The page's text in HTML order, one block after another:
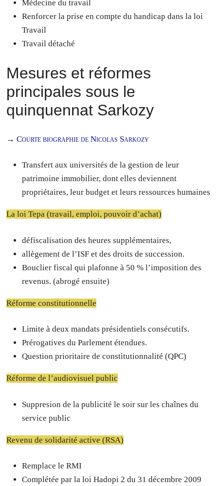
Médecine du travail
Renforcer la prise en compte du handicap dans la loi
Travail
Travail détaché
Mesures et réformes
principales sous le
quinquennat Sarkozy
→Courte biographie de Nicolas Sarkozy
Transfert aux universités de la gestion de leur
patrimoine immobilier, dont elles deviennent
propriétaires, leur budget et leurs ressources humaines
La loi Tepa (travail, emploi, pouvoir d’achat)
défiscalisation des heures supplémentaires,
allègement de l’ISF et des droits de succession.
Bouclier fiscal qui plafonne à 50 % l’imposition des
revenus. (abrogé ensuite)
Réforme constitutionnelle
Limite à deux mandats présidentiels consécutifs.
Prérogatives du Parlement étendues.
Question prioritaire de constitutionnalité (QPC)
Réforme de l’audiovisuel public
Suppresion de la publicité le soir sur les chaînes du
service public
Revenu de solidarité active (RSA)
Remplace le RMI
Complétée par la loi Hadopi 2 du 31 décembre 2009